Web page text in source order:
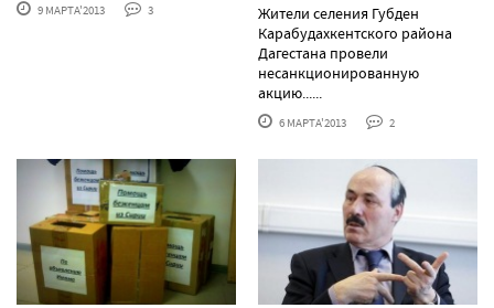
9 МАРТА'2013 3
Жители селения Губден
Карабудахкентского района
Дагестана провели
несанкционированную
акцию......
6 МАРТА'2013 2